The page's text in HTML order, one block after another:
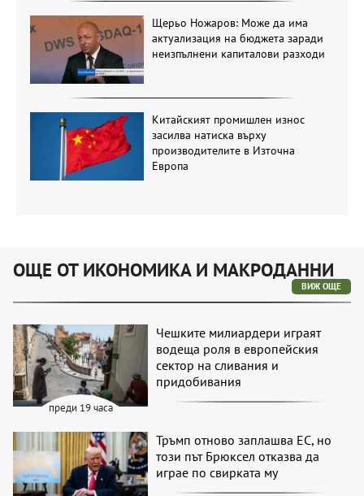
Щерьо Ножаров: Може да има
актуализация на бюджета заради
неизпълнени капиталови разходи
Китайският промишлен износ
засилва натиска върху
производителите в Източна
Европа
ОЩЕ ОТ ИКОНОМИКА И МАКРОДАННИ
ВИЖ ОЩЕ
преди 19 часа
Чешките милиардери играят
водеща роля в европейския
сектор на сливания и
придобивания
Тръмп отново заплашва ЕС, но
този път Брюксел отказва да
играе по свирката му